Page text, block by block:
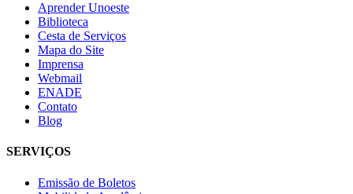
Aprender Unoeste
Biblioteca
Cesta de Serviços
Mapa do Site
Imprensa
Webmail
ENADE
Contato
Blog
SERVIÇOS
Emissão de Boletos